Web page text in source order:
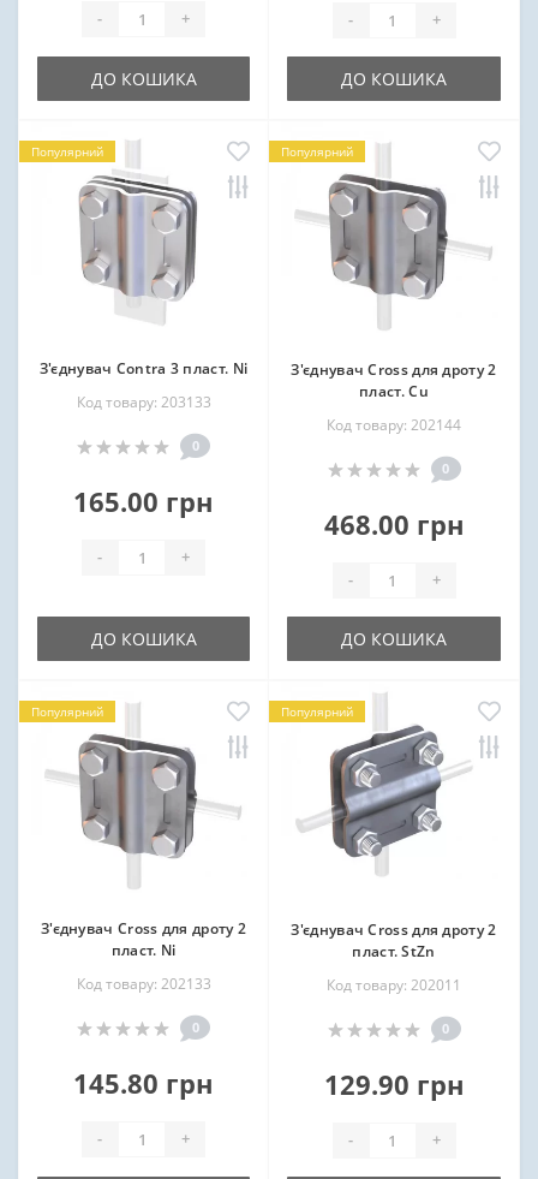
- +
ДО КОШИКА
- +
ДО КОШИКА
Популярний
З'єднувач Contra 3 пласт. Ni
Код товару: 203133
0
165.00 грн
- +
ДО КОШИКА
Популярний
З'єднувач Cross для дроту 2
пласт. Cu
Код товару: 202144
0
468.00 грн
- +
ДО КОШИКА
Популярний
З'єднувач Cross для дроту 2
пласт. Ni
Код товару: 202133
0
145.80 грн
- +
Популярний
З'єднувач Cross для дроту 2
пласт. StZn
Код товару: 202011
0
129.90 грн
- +